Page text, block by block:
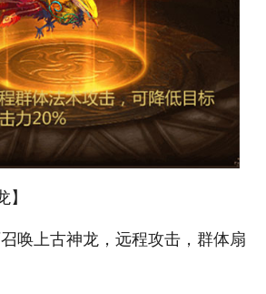
唤上古神龙，远程攻击，群体扇